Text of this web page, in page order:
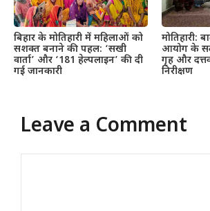
बिहार के मोतिहारी में महिलाओं को
सशक्त बनाने की पहल: ‘सखी
वार्ता’ और ‘181 हेल्पलाइन’ की दी
गई जानकारी
मोतिहारी:
आयोग के
गृह और
निरीक्षण
Leave a Comment